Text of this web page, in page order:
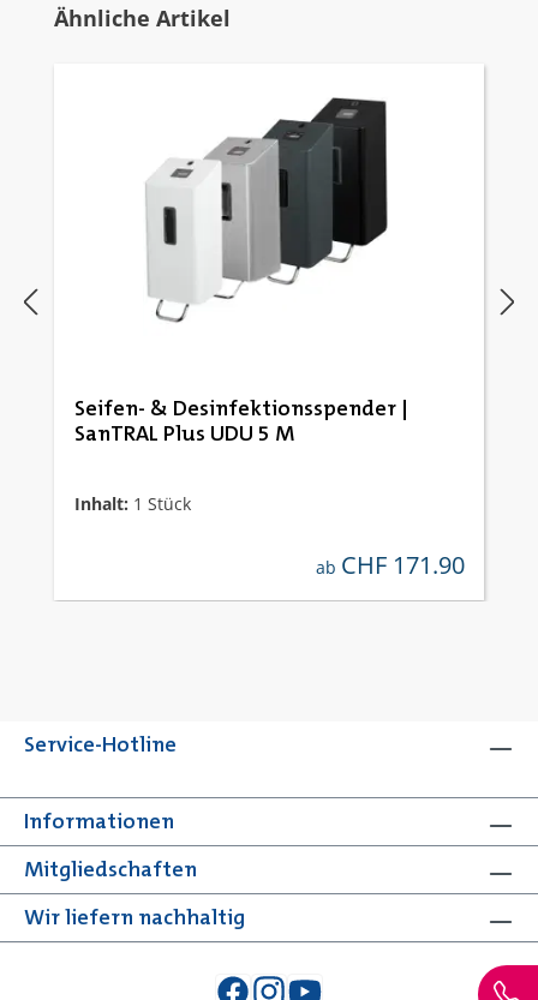
Produktgalerie überspringen
Ähnliche Artikel
Seifen- & Desinfektionsspender |
SanTRAL Plus UDU 5 M
Inhalt: 1 Stück
regulärer preis:
ab CHF 171.90
Service-Hotline
Mitgliedschaften
Informationen
Wir liefern nachhaltig